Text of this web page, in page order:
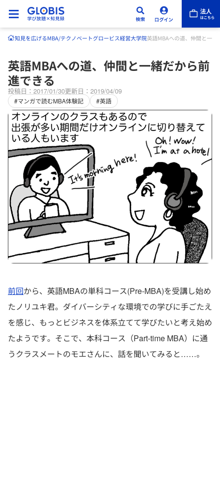
知見を広げるMBA/テクノベートグロービス経営大学院英語MBAへの道、仲間と一
英語MBAへの道、仲間と一緒だから前
進できる
投稿日：2017/01/30更新日：2019/04/09
#マンガで読むMBA体験記 #英語
前回から、英語MBAの単科コース(Pre-MBA)を受講し始め
たノリユキ君。ダイバーシティな環境での学びに手ごたえ
を感じ、もっとビジネスを体系立てて学びたいと考え始め
たようです。そこで、本科コース（Part-time MBA）に通
うクラスメートのモエさんに、話を聞いてみると……。